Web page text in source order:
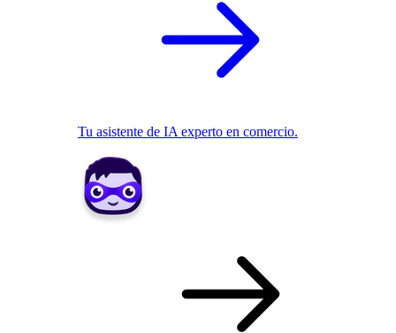
Tu asistente de IA experto en comercio.